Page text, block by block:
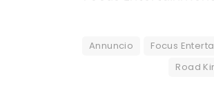
Annuncio Focus
Road